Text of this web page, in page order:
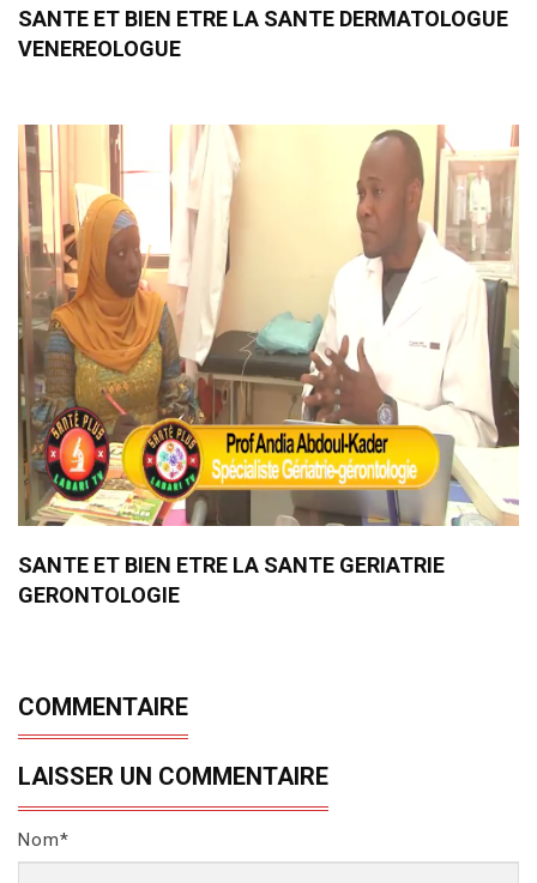
SANTE ET BIEN ETRE LA SANTE DERMATOLOGUE
VENEREOLOGUE
SANTE ET BIEN ETRE LA SANTE GERIATRIE
GERONTOLOGIE
COMMENTAIRE
LAISSER UN COMMENTAIRE
Nom*